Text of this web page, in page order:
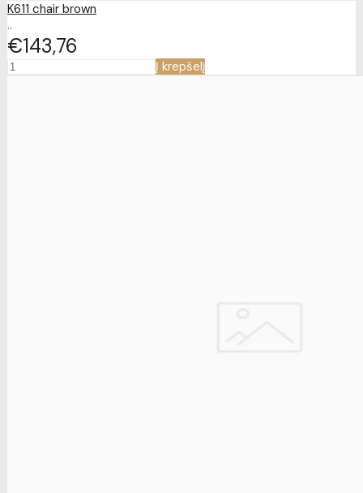
K611 chair brown
..
€143 76
Į krepšelį